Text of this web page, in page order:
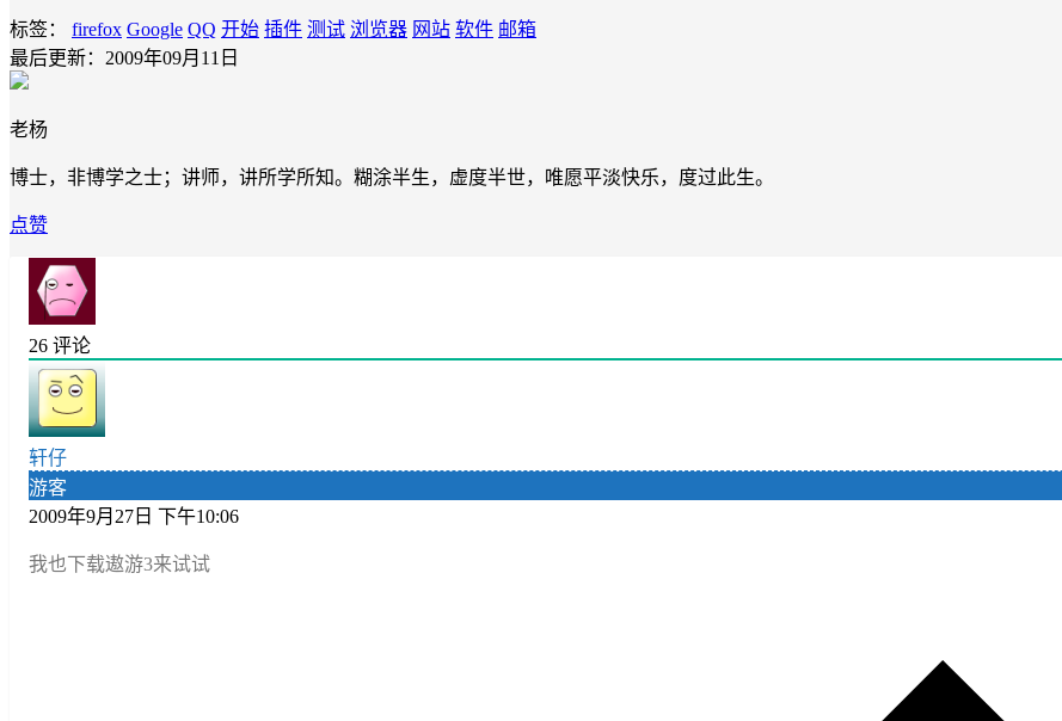
标签： firefox Google QQ 开始 插件 测试 浏览器 网站 软件 邮箱
最后更新：2009年09月11日
老杨
博士，非博学之士；讲师，讲所学所知。糊涂半生，虚度半世，唯愿平淡快乐，度过此生。
点赞
26 评论
轩仔
游客
2009年9月27日 下午10:06
我也下载遨游3来试试